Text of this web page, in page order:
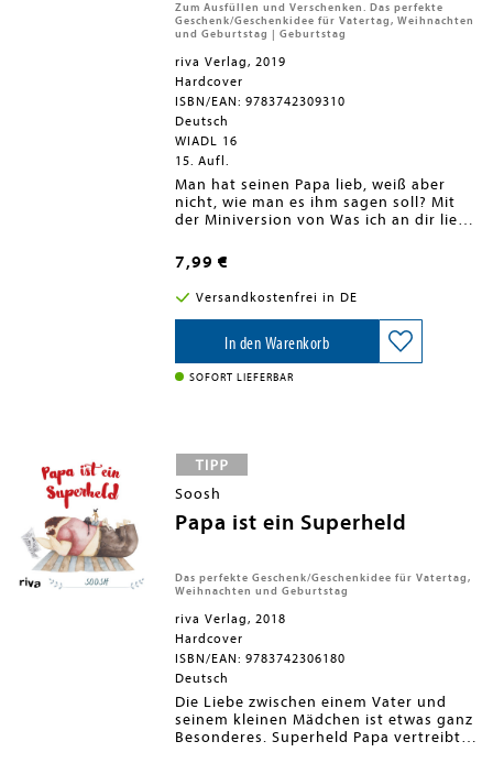
Zum Ausfüllen und Verschenken. Das perfekte
Geschenk/Geschenkidee für Vatertag, Weihnachten
und Geburtstag | Geburtstag
riva Verlag, 2019
Hardcover
ISBN/EAN: 9783742309310
Deutsch
WIADL 16
15. Aufl.
Man hat seinen Papa lieb, weiß aber
nicht, wie man es ihm sagen soll? Mit
der Miniversion von Was ich an dir liebe,
und trotzdem sehr persönlich.
Tiefgründige, witzige und emotionale
Fragen und Denkanstöße helfen, das zu
formulieren, was man sonst nie in
Worte fassen könnte. Als ausgefülltes
Album ist dieses Buch eine
wunderschöne Liebeserklärung. Nicht
nur zum Vatertag, zum Geburtstag oder
7,99 €
Versandkostenfrei in DE
In den Warenkorb
SOFORT LIEFERBAR
Soosh
Papa ist ein Superheld
Das perfekte Geschenk/Geschenkidee für Vatertag,
Weihnachten und Geburtstag
riva Verlag, 2018
Hardcover
ISBN/EAN: 9783742306180
Deutsch
Die Liebe zwischen einem Vater und
seinem kleinen Mädchen ist etwas ganz
Besonderes. Superheld Papa vertreibt